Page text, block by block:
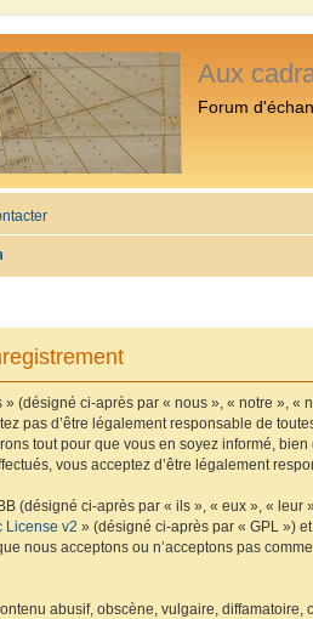
Aux
Forum
(désigné ci-après par « nous », « notre »,
pas d’être légalement responsable de
tout pour que vous en soyez informé,
vous acceptez d’être légalement
(désigné ci-après par « ils », « eux », «
License v2 » (désigné ci-après par « GPL »)
nous acceptons ou n’acceptons pas
abusif, obscène, vulgaire,